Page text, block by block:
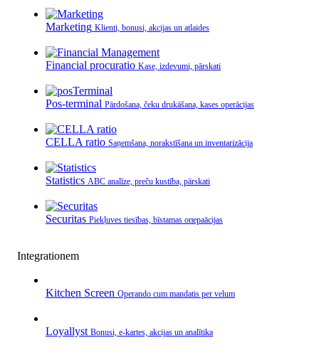
Marketing Klienti, bonusi, akcijas un atlaides
Financial procuratio Kase, izdevumi, pārskati
Pos-terminal Pārdošana, čeku drukāšana, kases operācijas
CELLA ratio Saņemšana, norakstīšana un inventarizācija
Statistics ABC analīze, preču kustība, pārskati
Securitas Piekļuves tiesības, bīstamas операācijas
Integrationem
Kitchen Screen Operando cum mandatis per velum
Loyallyst Bonusi, e‑kartes, akcijas un analītika